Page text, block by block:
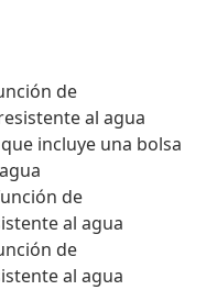
de
al agua
incluye una bolsa
de
al agua
de
al agua